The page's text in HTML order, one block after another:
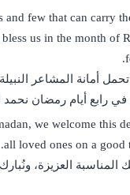
and few that can carry
us in the month of
أمانة المشاعر
رابع أيام رمضان نحمد
we welcome this
all loved ones on a good
المناسبة العزيزة،